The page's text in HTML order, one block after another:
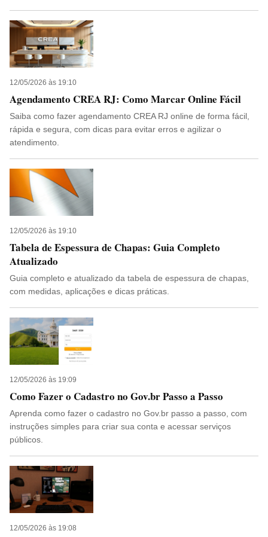
12/05/2026 às 19:10
Agendamento CREA RJ: Como Marcar Online Fácil
Saiba como fazer agendamento CREA RJ online de forma fácil,
rápida e segura, com dicas para evitar erros e agilizar o
atendimento.
12/05/2026 às 19:10
Tabela de Espessura de Chapas: Guia Completo
Atualizado
Guia completo e atualizado da tabela de espessura de chapas,
com medidas, aplicações e dicas práticas.
12/05/2026 às 19:09
Como Fazer o Cadastro no Gov.br Passo a Passo
Aprenda como fazer o cadastro no Gov.br passo a passo, com
instruções simples para criar sua conta e acessar serviços
públicos.
12/05/2026 às 19:08